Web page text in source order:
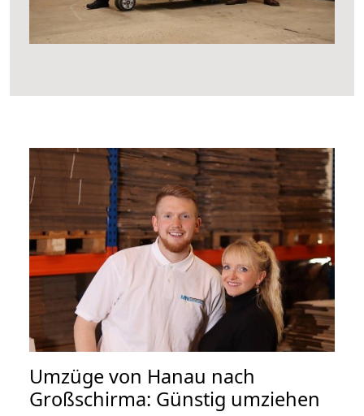
Umzüge von Hanau nach
Großschirma: Günstig umziehen